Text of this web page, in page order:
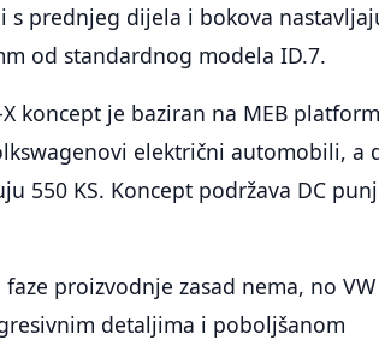
s prednjeg dijela i bokova
od standardnog modela ID.7.
koncept je baziran na MEB
električni automobili, a
550 KS. Koncept podržava DC
proizvodnje zasad nema, no
detaljima i poboljšanom